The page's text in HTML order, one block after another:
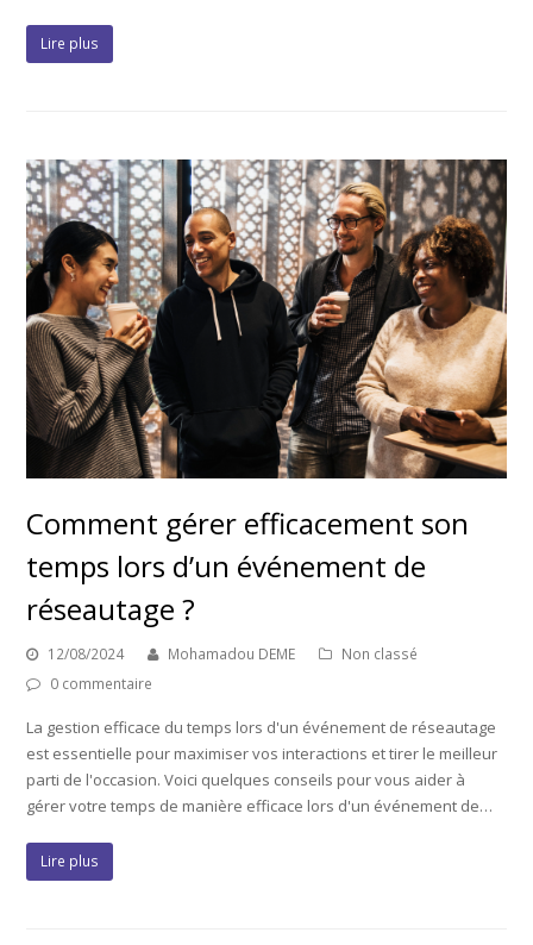
Lire plus
Comment gérer efficacement son
temps lors d’un événement de
réseautage ?
12/08/2024 Mohamadou DEME
Non classé
0 commentaire
La gestion efficace du temps lors d'un événement de réseautage
est essentielle pour maximiser vos interactions et tirer le meilleur
parti de l'occasion. Voici quelques conseils pour vous aider à
gérer votre temps de manière efficace lors d'un événement de…
Lire plus